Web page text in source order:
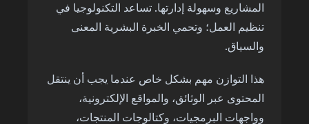
المشاريع وسهولة إدارتها. تساعد التكنولوجيا في
تنظيم العمل؛ وتحمي الخبرة البشرية المعنى
والسياق.
هذا التوازن مهم بشكل خاص عندما يجب أن ينتقل
المحتوى عبر الوثائق، والمواقع الإلكترونية،
وواجهات البرمجيات، وكتالوجات المنتجات،